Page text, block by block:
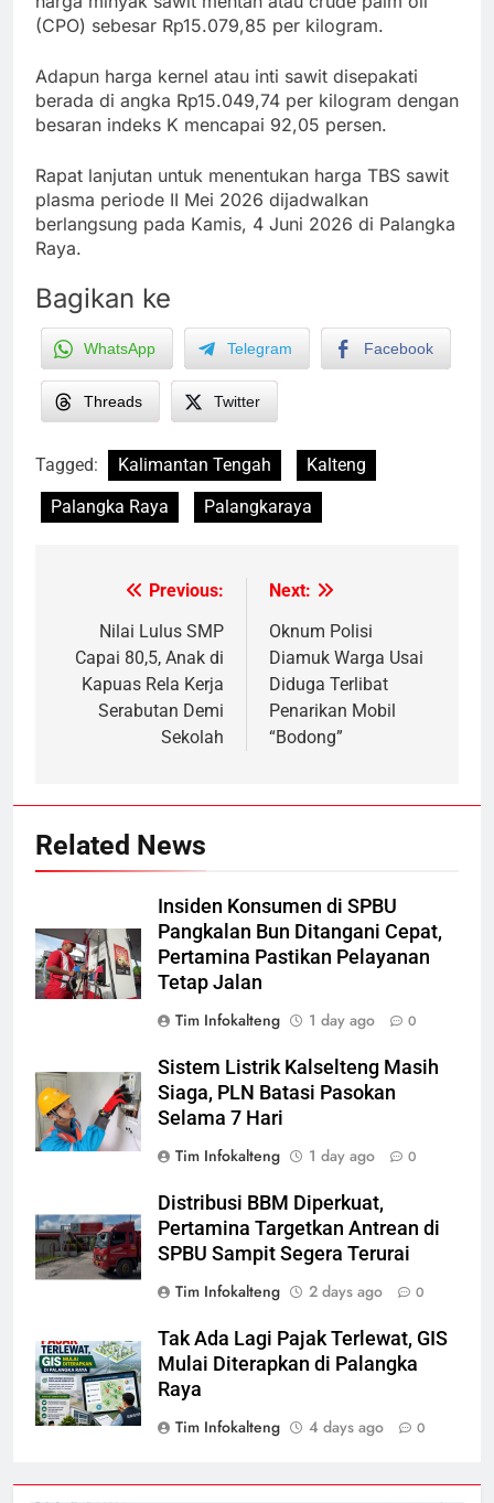
(CPO) sebesar Rp15.079,85 per kilogram.
Adapun harga kernel atau inti sawit disepakati
berada di angka Rp15.049,74 per kilogram dengan
besaran indeks K mencapai 92,05 persen.
Rapat lanjutan untuk menentukan harga TBS sawit
plasma periode II Mei 2026 dijadwalkan
berlangsung pada Kamis, 4 Juni 2026 di Palangka
Raya.
Bagikan ke
WhatsApp Telegram Facebook
Threads Twitter
Tagged: Kalimantan Tengah
Kalteng
Palangka Raya
Palangkaraya
navigation
Previous:
Nilai Lulus SMP
Capai 80,5, Anak di
Kapuas Rela Kerja
Serabutan Demi
Sekolah
Next:
Oknum Polisi
Diamuk Warga Usai
Diduga Terlibat
Penarikan Mobil
“Bodong”
Related News
Insiden Konsumen di SPBU
Pangkalan Bun Ditangani Cepat,
Pertamina Pastikan Pelayanan
Tetap Jalan
Tim Infokalteng
1 day ago 0
Sistem Listrik Kalselteng Masih
Siaga, PLN Batasi Pasokan
Selama 7 Hari
Tim Infokalteng
1 day ago 0
Distribusi BBM Diperkuat,
Pertamina Targetkan Antrean di
SPBU Sampit Segera Terurai
Tim Infokalteng
2 days ago 0
Tak Ada Lagi Pajak Terlewat, GIS
Mulai Diterapkan di Palangka
Raya
Tim Infokalteng
4 days ago 0